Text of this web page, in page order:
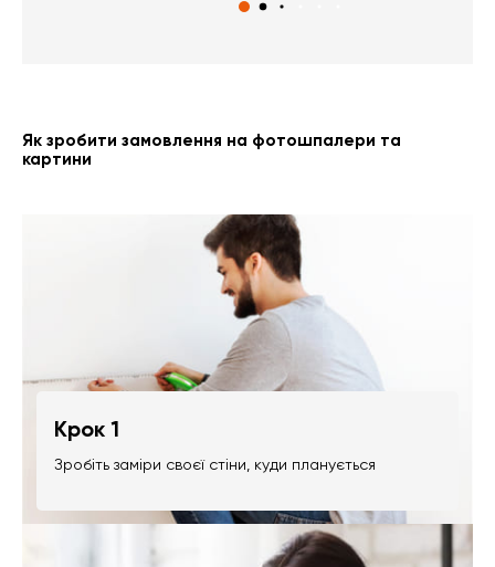
Як зробити замовлення на фотошпалери та
картини
Крок 1
Зробіть заміри своєї стіни, куди планується